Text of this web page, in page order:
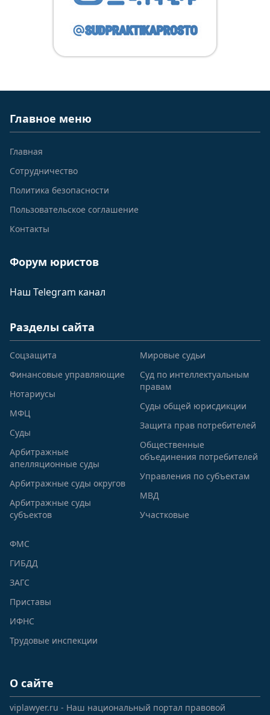
Главное меню
Главная
Сотрудничество
Политика безопасности
Пользовательское соглашение
Контакты
Форум юристов
Наш Telegram канал
Разделы сайта
Соцзащита
Финансовые управляющие
Нотариусы
МФЦ
Суды
Арбитражные
апелляционные суды
Арбитражные суды округов
Арбитражные суды
субъектов
Мировые судьи
Суд по интеллектуальным
правам
Суды общей юрисдикции
Защита прав потребителей
Общественные
объединения потребителей
Управления по субъектам
МВД
Участковые
ФМС
ГИБДД
ЗАГС
Приставы
ИФНС
Трудовые инспекции
О сайте
viplawyer.ru - Наш национальный портал правовой